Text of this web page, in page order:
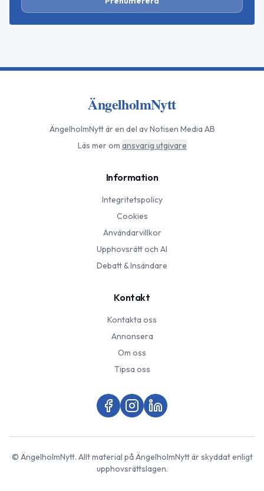
ÄngelholmNytt
ÄngelholmNyttär en del av Notisen Media AB
Läs mer om ansvarig utgivare
Information
Integritetspolicy
Cookies
Användarvillkor
Upphovsrätt och AI
Debatt & Insändare
Kontakt
Kontakta oss
Annonsera
Om oss
Tipsa oss
© ÄngelholmNytt. Allt material påÄngelholmNyttär skyddat enligt
upphovsrättslagen.